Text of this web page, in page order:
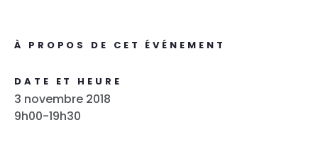
À PROPOS DE CET ÉVÉNEMENT
DATE ET HEURE
3 novembre 2018
9h00-19h30